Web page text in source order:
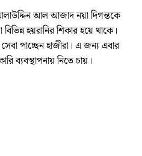
আল আজাদ নয়া দিগন্তকে
হয়রানির শিকার হয়ে থাকে।
পাচ্ছেন হাজীরা। এ জন্য এবার
ব্যবস্থাপনায় নিতে চায়।